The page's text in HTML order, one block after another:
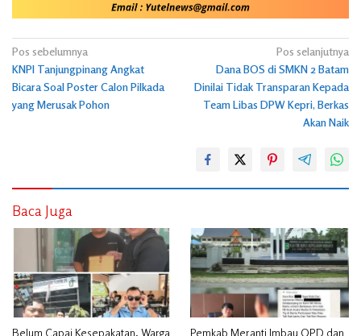
Navigasi
pos
Pos sebelumnya
KNPI Tanjungpinang Angkat
Bicara Soal Poster Calon Pilkada
yang Merusak Pohon
Pos selanjutnya
Dana BOS di SMKN 2 Batam
Dinilai Tidak Transparan Kepada
Team Libas DPW Kepri, Berkas
Akan Naik
Baca Juga
Belum Capai Kesepakatan, Warga
Pemkab Meranti Imbau OPD dan